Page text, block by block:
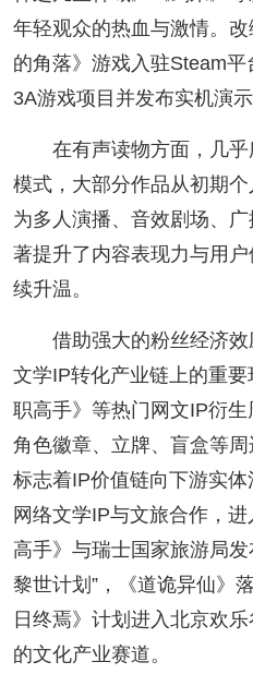
年轻观众的热血与激情。
的角落》游戏入驻Steam
3A游戏项目并发布实机演示
在有声读物方面，几
模式，大部分作品从初期
为多人演播、音效剧场、
著提升了内容表现力与用户
续升温。
借助强大的粉丝经济效
文学IP转化产业链上的重
职高手》等热门网文IP衍
角色徽章、立牌、盲盒等周
标志着IP价值链向下游实体
网络文学IP与文旅合作，
高手》与瑞士国家旅游局
黎世计划”，《道诡异仙》
日终焉》计划进入北京欢
的文化产业赛道。